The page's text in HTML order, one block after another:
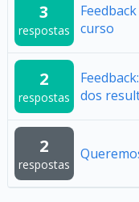
3
respostas
curso
2
respostas
dos
2
respostas